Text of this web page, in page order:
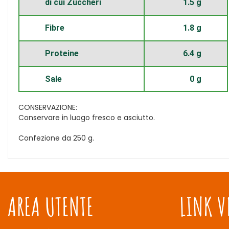
di cui Zuccheri 1.5 g
Fibre 1.8 g
Proteine 6.4 g
Sale 0 g
CONSERVAZIONE:
Conservare in luogo fresco e asciutto.
Confezione da 250 g.
AREA UTENTE LINK